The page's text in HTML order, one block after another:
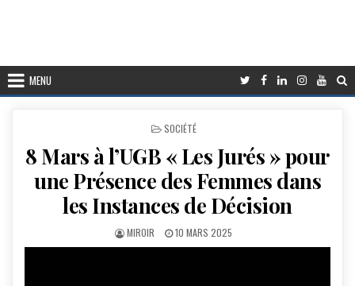
MENU
POSTED
SOCIÉTÉ
8 Mars à l’UGB « Les Jurés » pour
une Présence des Femmes dans
les Instances de Décision
AUTHOR:
MIROIR
PUBLISHED
DATE:
10 MARS 2025